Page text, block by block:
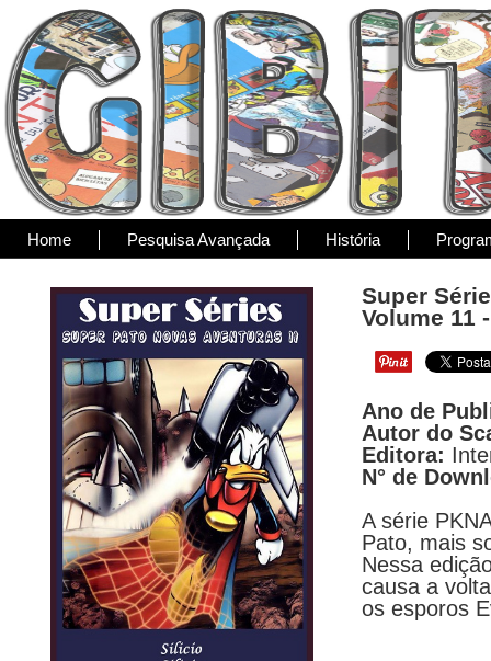
Home Pesquisa Avançada História
Super
Volume 11
Ano de
Autor do
Editora:
N° de
A série
Pato, mais
Nessa
causa a
os esporos